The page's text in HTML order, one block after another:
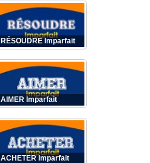
RÉSOUDRE Imparfait
AIMER Imparfait
ACHETER Imparfait